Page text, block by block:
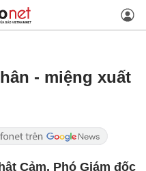
- miệng xuất
Cảm, Phó Giám đốc